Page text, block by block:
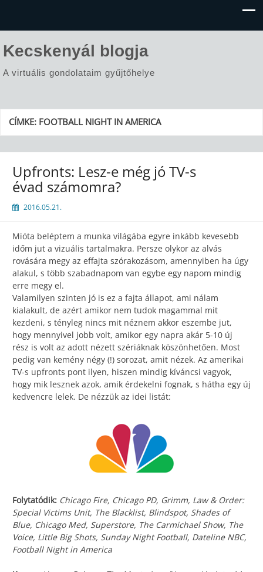
Kecskenyál blogja
A virtuális gondolataim gyűjtőhelye
CÍMKE: FOOTBALL NIGHT IN AMERICA
Upfronts: Lesz-e még jó TV-s
évad számomra?
2016.05.21.
Mióta beléptem a munka világába egyre inkább kevesebb
időm jut a vizuális tartalmakra. Persze olykor az alvás
rovására megy az effajta szórakozásom, amennyiben ha úgy
alakul, s több szabadnapom van egybe egy napom mindig
erre megy el.
Valamilyen szinten jó is ez a fajta állapot, ami nálam
kialakult, de azért amikor nem tudok magammal mit
kezdeni, s tényleg nincs mit néznem akkor eszembe jut,
hogy mennyivel jobb volt, amikor egy napra akár 5-10 új
rész is volt az adott nézett szériáknak köszönhetően. Most
pedig van kemény négy (!) sorozat, amit nézek. Az amerikai
TV-s upfronts pont ilyen, hiszen mindig kíváncsi vagyok,
hogy mik lesznek azok, amik érdekelni fognak, s hátha egy új
kedvencre lelek. De nézzük az idei listát:
Folytatódik: Chicago Fire, Chicago PD, Grimm, Law & Order:
Special Victims Unit, The Blacklist, Blindspot, Shades of
Blue, Chicago Med, Superstore, The Carmichael Show, The
Voice, Little Big Shots, Sunday Night Football, Dateline NBC,
Football Night in America